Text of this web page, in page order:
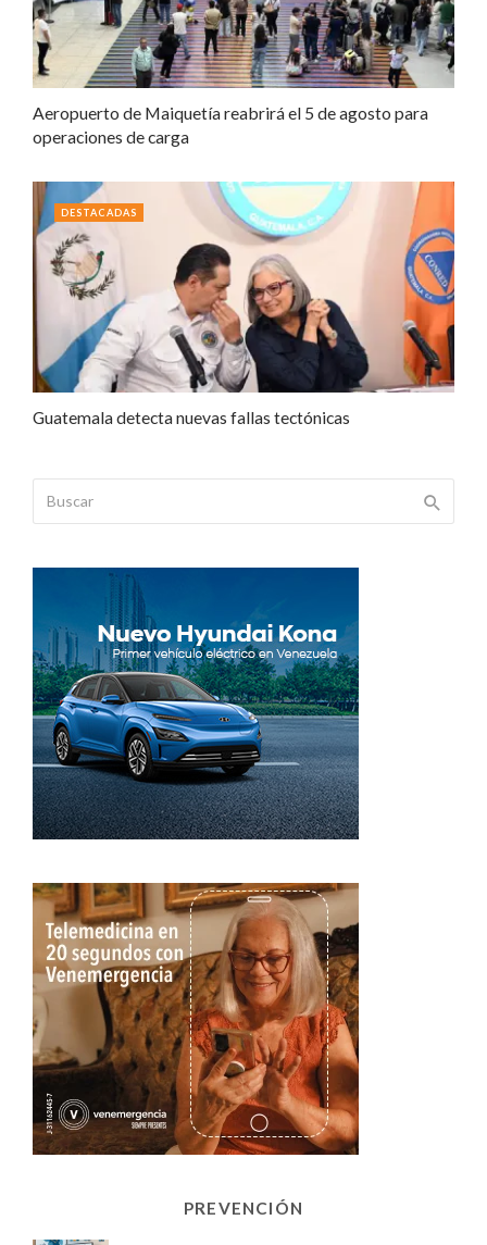
Aeropuerto de Maiquetía reabrirá el 5 de agosto para
operaciones de carga
Guatemala detecta nuevas fallas tectónicas
DESTACADAS
PREVENCIÓN